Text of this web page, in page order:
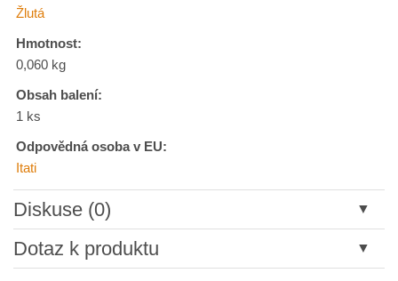
Žlutá
Hmotnost:
0,060 kg
Obsah balení:
1 ks
Odpovědná osoba v EU:
Itati
Diskuse (0)
Nový komentář
Dotaz k produktu